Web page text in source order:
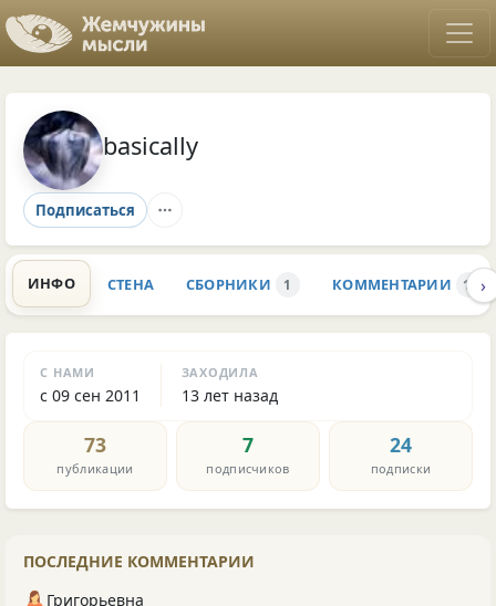
basically
Подписаться
ИНФО СТЕНА СБОРНИКИ 1 КОММЕНТАРИИ 163
›
С НАМИ
с 09 сен 2011
ЗАХОДИЛА
13 лет назад
73
публикации
7
подписчиков
24
подписки
ПОСЛЕДНИЕ КОММЕНТАРИИ
Григорьевна